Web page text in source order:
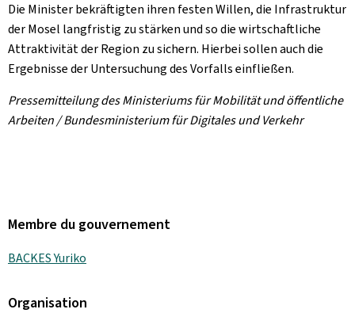
Die Minister bekräftigten ihren festen Willen, die Infrastruktur
der Mosel langfristig zu stärken und so die wirtschaftliche
Attraktivität der Region zu sichern. Hierbei sollen auch die
Ergebnisse der Untersuchung des Vorfalls einfließen.
Pressemitteilung des Ministeriums für Mobilität und öffentliche
Arbeiten / Bundesministerium für Digitales und Verkehr
Membre du gouvernement
BACKES Yuriko
Organisation